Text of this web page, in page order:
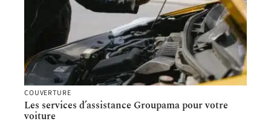
COUVERTURE
Les services d’assistance Groupama pour votre
voiture